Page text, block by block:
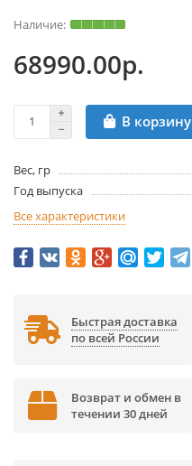
68990.00р.
В корзину
Вес, гр
Год выпуска
Все характеристики
Быстрая доставка
по всей России
Возврат и обмен в
течении 30 дней